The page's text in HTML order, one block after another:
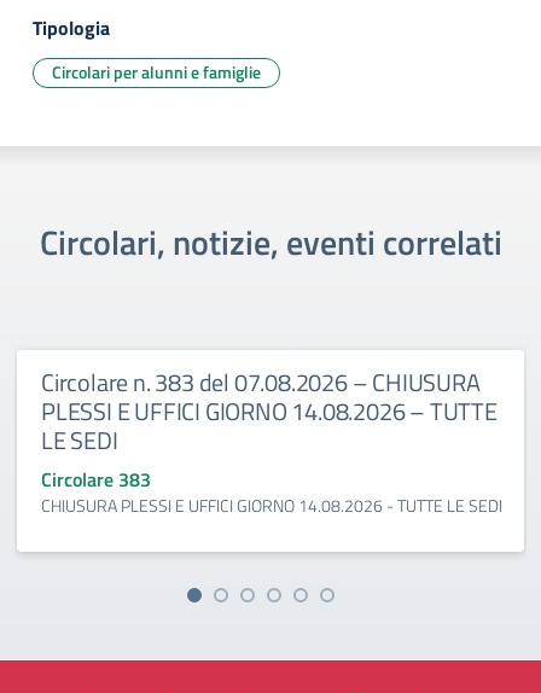
Tipologia
Circolari per alunni e famiglie
Circolari, notizie, eventi correlati
Circolare n. 383 del 07.08.2026 – CHIUSURA
PLESSI E UFFICI GIORNO 14.08.2026 – TUTTE
LE SEDI
Circolare 383
CHIUSURA PLESSI E UFFICI GIORNO 14.08.2026 - TUTTE LE SEDI